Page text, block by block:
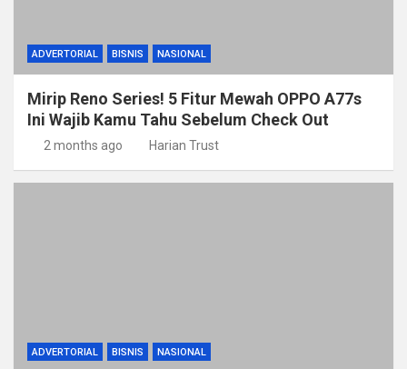
ADVERTORIAL BISNIS NASIONAL
Mirip Reno Series! 5 Fitur Mewah OPPO A77s
Ini Wajib Kamu Tahu Sebelum Check Out
2 months ago Harian Trust
ADVERTORIAL BISNIS NASIONAL